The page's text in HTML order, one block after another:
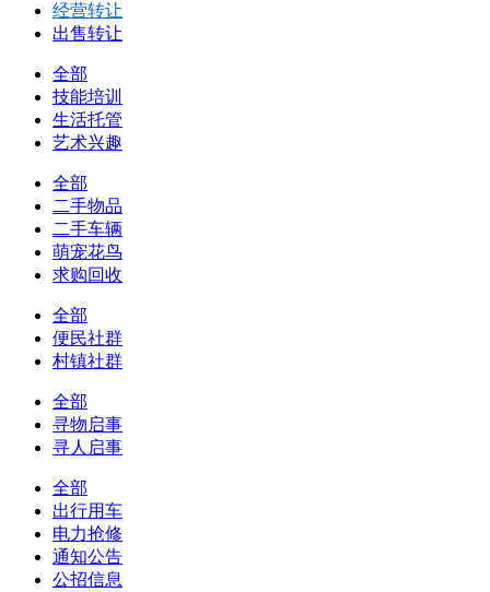
经营转让
出售转让
全部
技能培训
生活托管
艺术兴趣
全部
二手物品
二手车辆
萌宠花鸟
求购回收
全部
便民社群
村镇社群
全部
寻物启事
寻人启事
全部
出行用车
电力抢修
通知公告
公招信息